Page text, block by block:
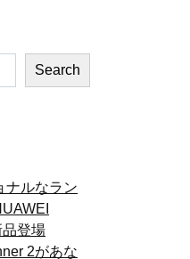
Search
ナルなラン
登場
2があな